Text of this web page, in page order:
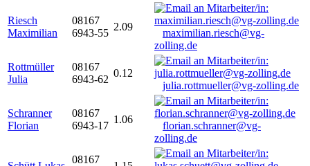
Riesch
Maximilian
08167
6943-55
2.09
maximilian.riesch@vg-
zolling.de
Rottmüller
Julia
08167
6943-62
0.12
julia.rottmueller@vg-zolling.de
Schranner
Florian
08167
6943-17
1.06
florian.schranner@vg-
zolling.de
08167